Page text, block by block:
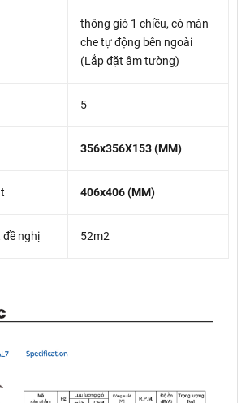
thông gió 1 chiều, có màn
che tự động bên ngoài
(Lắp đặt âm tường)
5
356x356X153 (MM)
406x406 (MM)
đề nghị 52m2